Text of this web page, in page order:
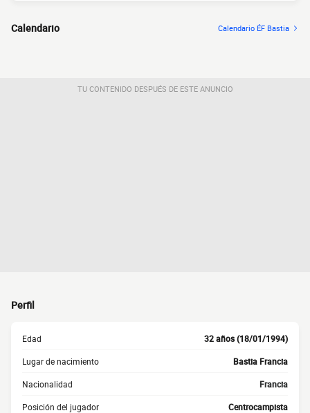
Calendario Calendario ÉF Bastia
TU CONTENIDO DESPUÉS DE ESTE ANUNCIO
Perfil
Edad 32 años (18/01/1994)
Lugar de nacimiento Bastia Francia
Nacionalidad Francia
Posición del jugador Centrocampista